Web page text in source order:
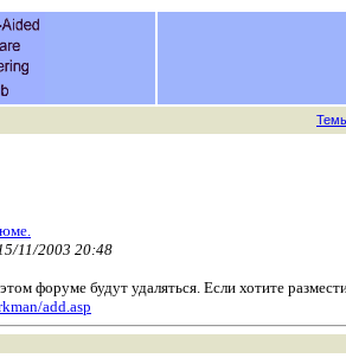
11/2003 20:48
форуме будут удаляться. Если хотите
add.asp